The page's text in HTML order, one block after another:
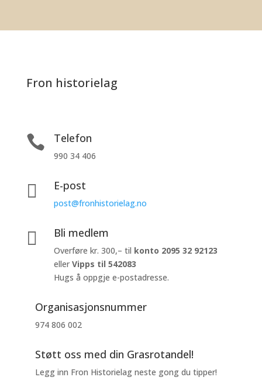
Fron historielag
 Telefon
990 34 406
 E-post
post@fronhistorielag.no
 Bli medlem
Overføre kr. 300,– til konto 2095 32 92123
eller Vipps til 542083
Hugs å oppgje e-postadresse.
Organisasjonsnummer
974 806 002
Støtt oss med din Grasrotandel!
Legg inn Fron Historielag neste gong du tipper!